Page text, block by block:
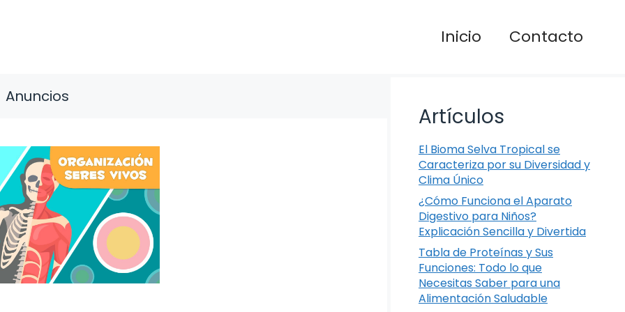
Inicio Contacto
Anuncios
Artículos
El Bioma Selva Tropical se
Caracteriza por su Diversidad y
Clima Único
¿Cómo Funciona el Aparato
Digestivo para Niños?
Explicación Sencilla y Divertida
Tabla de Proteínas y Sus
Funciones: Todo lo que
Necesitas Saber para una
Alimentación Saludable